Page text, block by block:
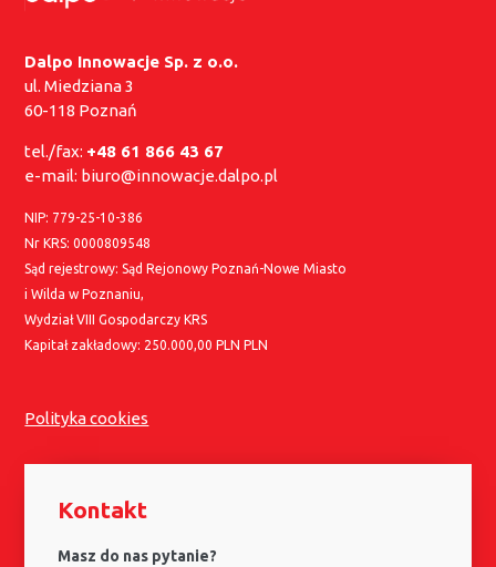
Dalpo Innowacje Sp. z o.o.
ul. Miedziana 3
60-118 Poznań
tel./fax: +48 61 866 43 67
e-mail: biuro@innowacje.dalpo.pl
NIP: 779-25-10-386
Nr KRS: 0000809548
Sąd rejestrowy: Sąd Rejonowy Poznań-Nowe Miasto
i Wilda w Poznaniu,
Wydział VIII Gospodarczy KRS
Kapitał zakładowy: 250.000,00 PLN PLN
Polityka cookies
Kontakt
Masz do nas pytanie?